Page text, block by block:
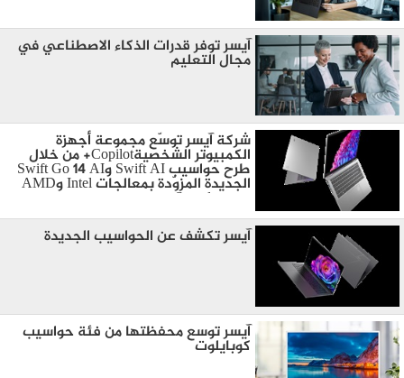
آيسر توفر قدرات الذكاء الاصطناعي في
مجال التعليم
شركة آيسر توسّع مجموعة أجهزة
الكمبيوتر الشخصيةCopilot+ من خلال
طرح حواسيب Swift AI وSwift Go 14 AI
الجديدة المزوّدة بمعالجات Intel وAMD
آيسر تكشف عن الحواسيب الجديدة
آيسر توسع محفظتها من فئة حواسيب
كوبايلوت